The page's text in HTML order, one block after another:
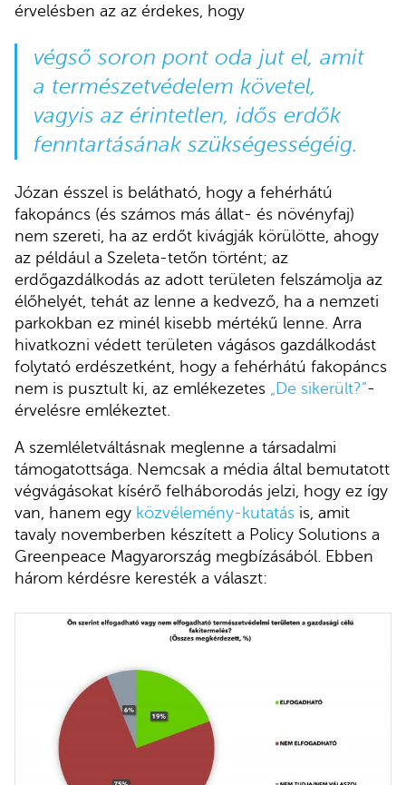
érvelésben az az érdekes, hogy
végső soron pont oda jut el, amit
a természetvédelem követel,
vagyis az érintetlen, idős erdők
fenntartásának szükségességéig.
Józan ésszel is belátható, hogy a fehérhátú
fakopáncs (és számos más állat- és növényfaj)
nem szereti, ha az erdőt kivágják körülötte, ahogy
az például a Szeleta-tetőn történt; az
erdőgazdálkodás az adott területen felszámolja az
élőhelyét, tehát az lenne a kedvező, ha a nemzeti
parkokban ez minél kisebb mértékű lenne. Arra
hivatkozni védett területen vágásos gazdálkodást
folytató erdészetként, hogy a fehérhátú fakopáncs
nem is pusztult ki, az emlékezetes „De sikerült?”-
érvelésre emlékeztet.
A szemléletváltásnak meglenne a társadalmi
támogatottsága. Nemcsak a média által bemutatott
végvágásokat kísérő felháborodás jelzi, hogy ez így
van, hanem egy közvélemény-kutatás is, amit
tavaly novemberben készített a Policy Solutions a
Greenpeace Magyarország megbízásából. Ebben
három kérdésre keresték a választ: